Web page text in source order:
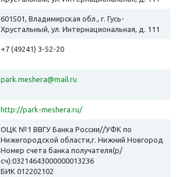
601501, Владимирская обл., г. Гусь-
Хрустальный, ул. Интернациональная, д. 111
+7 (49241) 3-52-20
park.meshera@mail.ru
http://park-meshera.ru/
ОЦК №1 ВВГУ Банка России//УФК по
Нижегородской области,г. Нижний Новгород
Номер счета банка получателя(р/
сч):03214643000000013236
БИК 012202102